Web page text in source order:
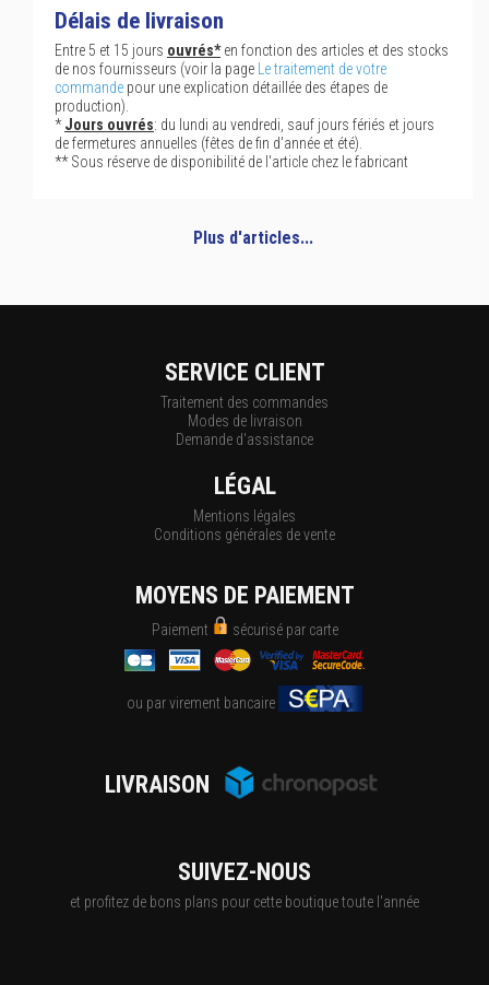
Délais de livraison
Entre 5 et 15 jours ouvrés*en fonction des articles et des stocks
de nos fournisseurs (voir la page
Le traitement de votre
commande pour une explication détaillée des étapes de
production).
*Jours ouvrés: du lundi au vendredi, sauf jours fériés et jours
de fermetures annuelles (fêtes de fin d'année et été).
** Sous réserve de disponibilité de l'article chez le fabricant
Plus d'articles...
SERVICE CLIENT
Traitement des commandes
Modes de livraison
Demande d'assistance
LÉGAL
Mentions légales
Conditions générales de vente
MOYENS DE PAIEMENT
Paiement sécurisé par carte
ou par virement bancaire
LIVRAISON
SUIVEZ-NOUS
et profitez de bons plans pour cette boutique toute l'année